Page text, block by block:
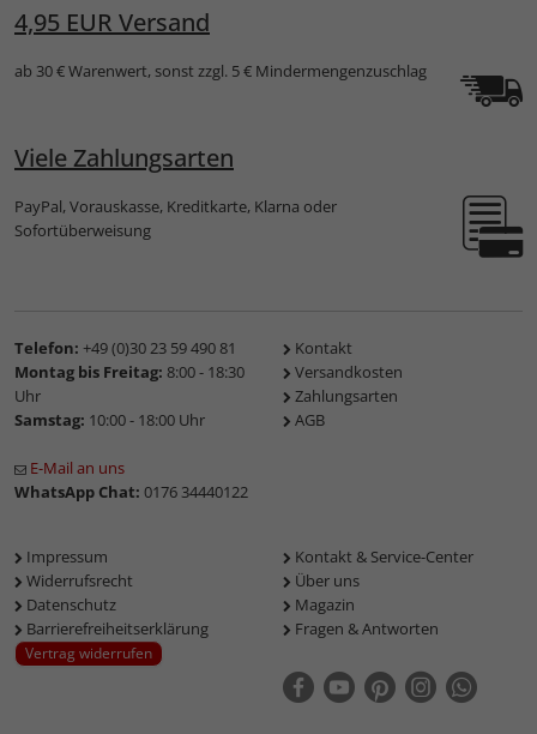
4,95 EUR Versand
ab 30 € Warenwert, sonst zzgl. 5 € Mindermengenzuschlag
Viele Zahlungsarten
PayPal, Vorauskasse, Kreditkarte, Klarna oder
Sofortüberweisung
Telefon: +49 (0)30 23 59 490 81
Montag bis Freitag: 8:00 - 18:30
Uhr
Samstag: 10:00 - 18:00 Uhr
E-Mail an uns
WhatsApp Chat: 0176 34440122
Kontakt
Versandkosten
Zahlungsarten
AGB
Impressum
Widerrufsrecht
Datenschutz
Barrierefreiheitserklärung
Vertrag widerrufen
Kontakt & Service-Center
Über uns
Magazin
Fragen & Antworten